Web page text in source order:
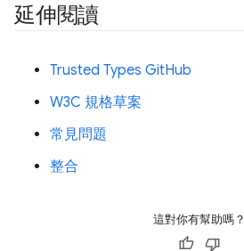
延伸閱讀
Trusted Types GitHub
W3C 規格草案
常見問題
整合
這對你有幫助嗎？